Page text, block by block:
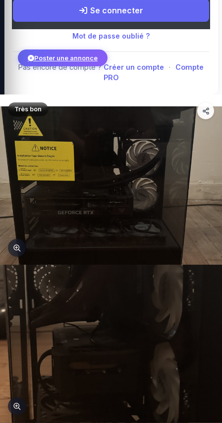
Top PC gamer : Intel / AMD
Composants PC gamer
Poster une annonce
Connexion
Se connecter
Mot de passe oublié ?
Pas encore de compte ? Créer un compte ·
Compte
PRO
Très bon